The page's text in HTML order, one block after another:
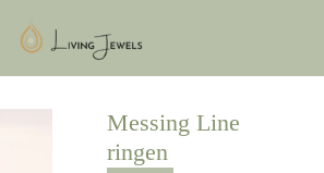
Messing Line
ringen